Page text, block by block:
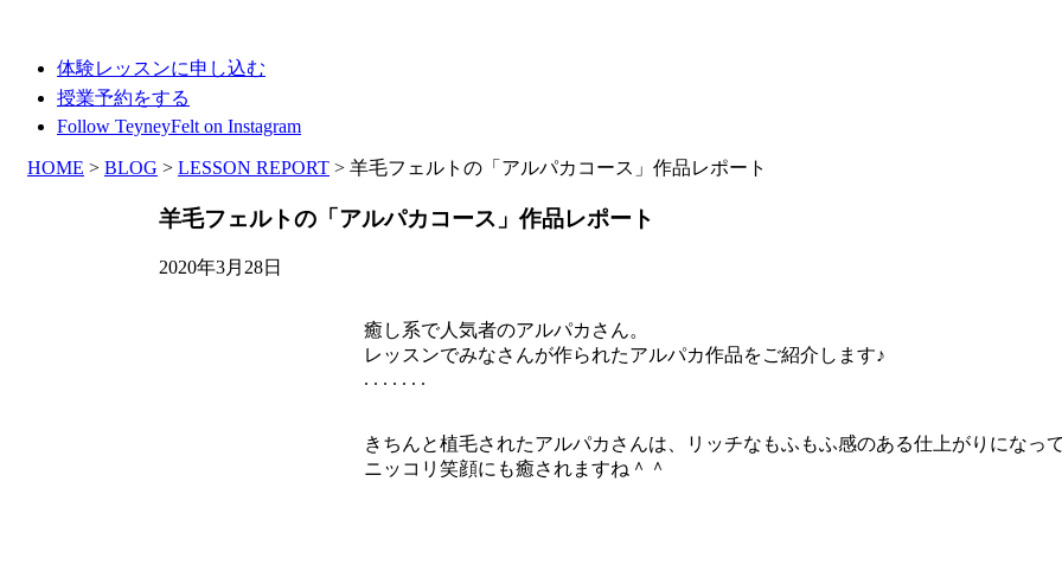
体験レッスンに申し込む
授業予約をする
Follow TeyneyFelt on Instagram
HOME > BLOG > LESSON REPORT > 羊毛フェルトの「アルパカコース」作品レポート
羊毛フェルトの「アルパカコース」作品レポート
2020年3月28日
癒し系で人気者のアルパカさん。
レッスンでみなさんが作られたアルパカ作品をご紹介します♪
. . . . . . .
きちんと植毛されたアルパカさんは、リッチなもふもふ感のある仕上がりになっ
ニッコリ笑顔にも癒されますね＾＾